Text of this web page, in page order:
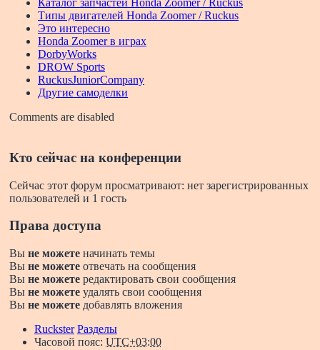
Каталог запчастей Honda Zoomer / Ruckus
Типы двигателей Honda Zoomer / Ruckus
Это интересно
Honda Zoomer в играх
DorbyWorks
DROW Sports
RuckusJuniorCompany
Другие самоделки
Comments are disabled
Кто сейчас на конференции
Сейчас этот форум просматривают: нет зарегистрированных
пользователей и 1 гость
Права доступа
Вы не можете начинать темы
Вы не можете отвечать на сообщения
Вы не можете редактировать свои сообщения
Вы не можете удалять свои сообщения
Вы не можете добавлять вложения
Ruckster Разделы
Часовой пояс: UTC+03:00